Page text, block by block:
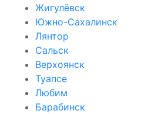
Жигулёвск
Южно-Сахалинск
Лянтор
Сальск
Верхоянск
Туапсе
Любим
Барабинск